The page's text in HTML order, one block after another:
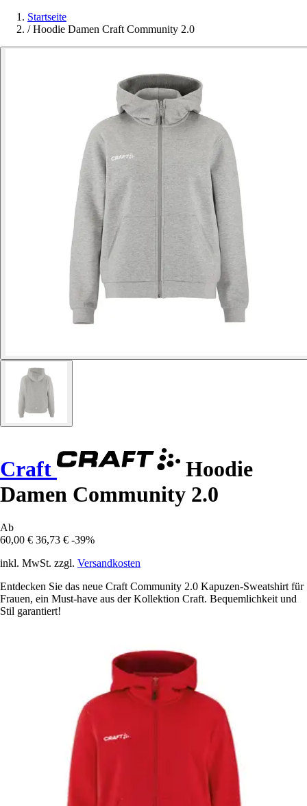
Startseite
/ Hoodie Damen Craft Community 2.0
Craft
Hoodie
Damen Community 2.0
Ab
60,00 € 36,73 € -39%
inkl. MwSt. zzgl. Versandkosten
Entdecken Sie das neue Craft Community 2.0 Kapuzen-Sweatshirt für
Frauen, ein Must-have aus der Kollektion Craft. Bequemlichkeit und
Stil garantiert!